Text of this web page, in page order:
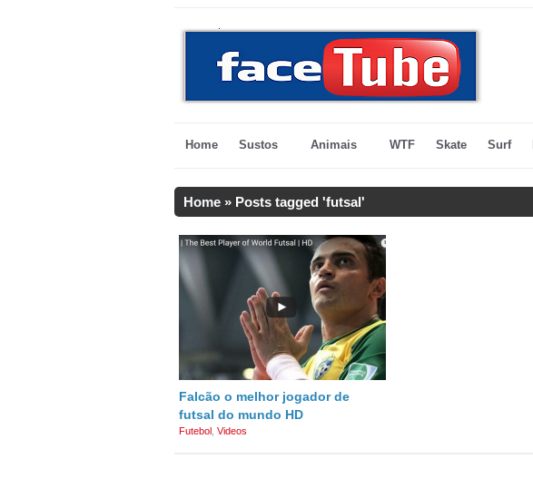
Home Sustos Animais WTF Skate Surf
Home » Posts tagged 'futsal'
Falcão o melhor jogador de
futsal do mundo HD
Futebol Videos